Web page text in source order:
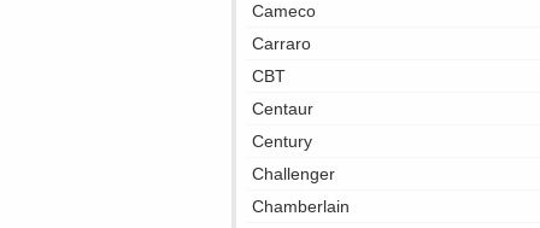
Cameco
Carraro
CBT
Centaur
Century
Challenger
Chamberlain